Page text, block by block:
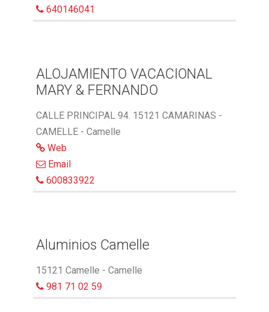
640146041
ALOJAMIENTO VACACIONAL
MARY & FERNANDO
CALLE PRINCIPAL 94. 15121 CAMARINAS -
CAMELLE - Camelle
Web
Email
600833922
Aluminios Camelle
15121 Camelle - Camelle
981 71 02 59